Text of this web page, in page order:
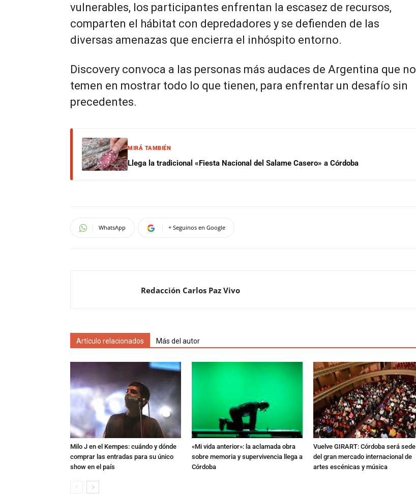
vulnerables, los participantes enfrentan la escasez de recursos,
comparten el hábitat con depredadores y se defienden de las
diversas amenazas que encierra el inhóspito entorno.
Discovery convoca a las personas más audaces de Argentina que no
temen en mostrar todo lo que tienen, para enfrentar un desafío sin
precedentes.
MIRÁ TAMBIÉN
Llega la tradicional «Fiesta Nacional del Salame Casero» a Córdoba
WhatsApp + Seguinos en Google
Redacción Carlos Paz Vivo
Artículo relacionados Más del autor
Milo J en el Kempes: cuándo y dónde
comprar las entradas para su único
show en el país
«Mi vida anterior»: la aclamada obra
sobre memoria y supervivencia llega a
Córdoba
Vuelve GIRART: Córdoba será sede
del gran mercado internacional de
artes escénicas y música